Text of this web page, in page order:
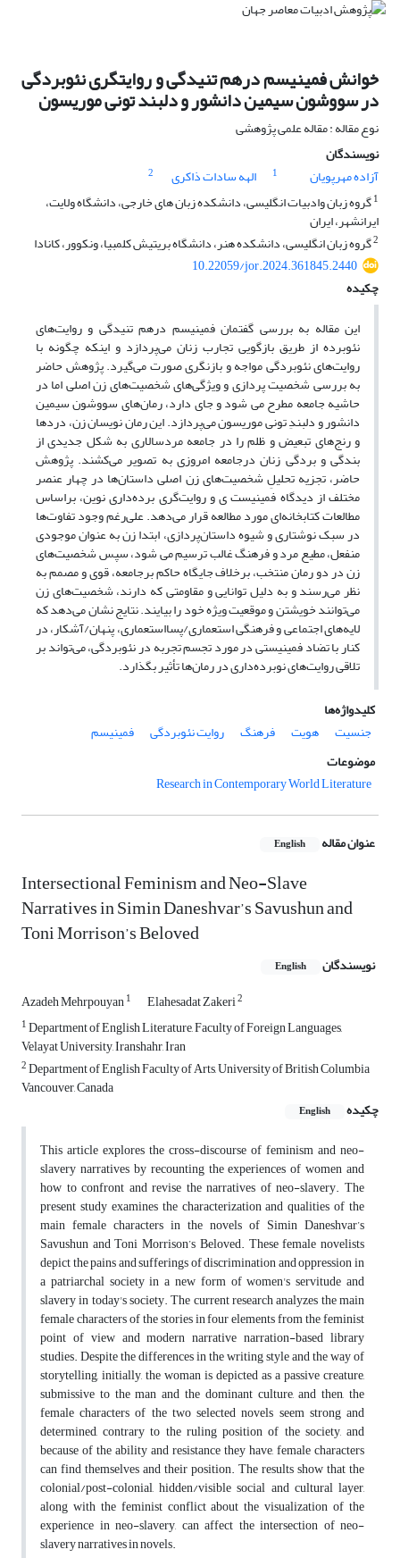
خوانش فمینیسم درهم تنیدگی و روایتگری نئوبردگی
در سووشون سیمین دانشور و دلبند تونی موریسون
نوع مقاله : مقاله علمی پژوهشی
نویسندگان
آزاده مهرپویان
1 الهه سادات ذاکری
2
1گروه زبان وادبیات انگلیسی، دانشکده زبان های خارجی، دانشگاه ولایت،
ایرانشهر، ایران
2گروه زبان انگلیسی، دانشکده هنر، دانشگاه بریتیش کلمبیا، ونکوور، کانادا
10.22059/jor.2024.361845.2440
چکیده
این مقاله به بررسی گفتمان فمینیسم درهم تنیدگی و روایت‌های
نئوبرده از طریق بازگویی تجارب زنان می‌پردازد و اینکه چگونه با
روایت‌های نئوبردگی مواجه و بازنگری صورت می‌گیرد. پژوهش حاضر
به بررسی شخصیت پردازی و ویژگی‌های شخصیت‌های زن اصلی اما در
حاشیه جامعه مطرح می شود و جای دارد، رمان‌های سووشون سیمین
دانشور و دلبندِ تونی موریسون می‌پردازد. این رمان نویسان زن، دردها
و رنج‌های تبعیض و ظلم را در جامعه مردسالاری به شکل جدیدی از
بندگی و بردگی زنان درجامعه امروزی به تصویر می‌کشند. پژوهش
حاضر، تجزیه تحلیلِ شخصیت‌های زن اصلی داستان‌ها در چهار عنصر
مختلف از دیدگاه فمینیست ی و روایت‌گری برده‌داری نوین، براساس
مطالعات کتابخانه‌ای مورد مطالعه قرار می‌دهد. علی‌رغم وجود تفاوت‌ها
در سبک نوشتاری و شیوه داستان‌پردازی، ابتدا زن به عنوان موجودی
منفعل، مطیع مرد و فرهنگ غالب ترسیم می شود، سپس شخصیت‌های
زن در دو رمان منتخب، برخلاف جایگاه حاکم برجامعه، قوی و مصمم به
نظر می‌رسند و به دلیل توانایی و مقاومتی که دارند، شخصیت‌های زن
می‌توانند خویشتن و موقعیت ویژه خود را بیایند. نتایج نشان می‌دهد که
لایه‌های اجتماعی و فرهنگی استعماری/پسااستعماری، پنهان/آشکار، در
کنار با تضاد فمینیستی در مورد تجسم تجربه در نئوبردگی، می‌تواند بر
تلاقی روایت‌های نوبرده‌داری در رمان‌ها تأثیر بگذارد.
کلیدواژه‌ها
جنسیت
هویت فرهنگ روایت نئوبردگی
فمینیسم
موضوعات
Research in Contemporary World Literature
عنوان مقاله English
Intersectional Feminism and Neo-Slave
Narratives in Simin Daneshvar’s Savushun and
Toni Morrison’s Beloved
نویسندگان English
Azadeh Mehrpouyan1 Elahesadat Zakeri2
1Department of English Literature, Faculty of Foreign Languages,
Velayat University, Iranshahr, Iran
2Department of English Faculty of Arts, University of British Columbia
Vancouver, Canada
چکیده
English
This article explores the cross-discourse of feminism and neo-
slavery narratives by recounting the experiences of women and
how to confront and revise the narratives of neo-slavery. The
present study examines the characterization and qualities of the
main female characters in the novels of Simin Daneshvar’s
Savushun and Toni Morrison’s Beloved. These female novelists
depict the pains and sufferings of discrimination and oppression in
a patriarchal society in a new form of women's servitude and
slavery in today's society. The current research analyzes the main
female characters of the stories in four elements from the feminist
point of view and modern narrative narration-based library
studies. Despite the differences in the writing style and the way of
storytelling, initially, the woman is depicted as a passive creature,
submissive to the man and the dominant culture, and then, the
female characters of the two selected novels seem strong and
determined, contrary to the ruling position of the society, and
because of the ability and resistance they have, female characters
can find themselves and their position. The results show that the
colonial/post-colonial, hidden/visible social and cultural layer,
along with the feminist conflict about the visualization of the
experience in neo-slavery, can affect the intersection of neo-
slavery narratives in novels.